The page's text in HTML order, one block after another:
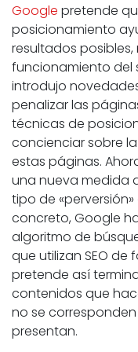
Google pretende
posicionamiento
resultados
funcionamiento del
introdujo
penalizar las
técnicas de
concienciar sobre
estas páginas.
una nueva medida
tipo de «perversión»
concreto, Google
algoritmo de
que utilizan SEO
pretende así
contenidos que
no se
presentan.